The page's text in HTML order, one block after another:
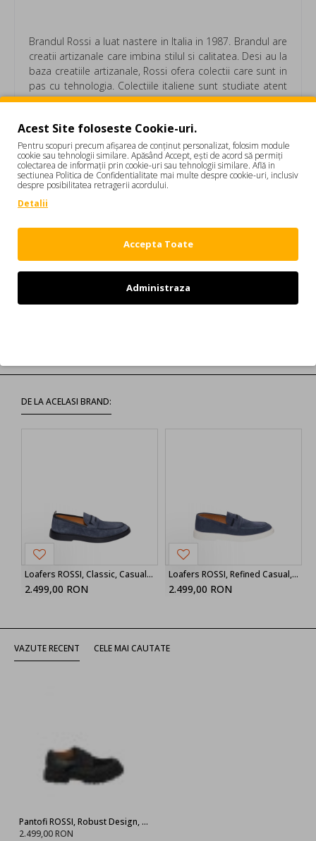
Brandul Rossi a luat nastere in Italia in 1987. Brandul are
creatii artizanale care imbina stilul si calitatea. Desi au la
baza creatiile artizanale, Rossi ofera colectii care sunt in
pas cu tehnologia. Colectiile italiene sunt studiate atent
in functie de dorintele fiecarui client. Produsele se
durabilitate.
Pantofi ROSSI, Robust Design, Black 412PONERO
Pantofi barbati
Etichete: Pantofi ROSSI Robust Design
Black
Pantofi barbati
DE LA ACELASI BRAND:
Loafers ROSSI, Classic, Casual Design, Blue
2.499,00 RON
Loafers ROSSI, Refined Casual, Blue
2.499,00 RON
VAZUTE RECENT CELE MAI CAUTATE
Pantofi ROSSI, Robust Design, Black
2.499,00 RON
Acest Site foloseste Cookie-uri.
Pentru scopuri precum afișarea de conținut personalizat, folosim module
cookie sau tehnologii similare. Apăsând Accept, ești de acord să permiți
colectarea de informații prin cookie-uri sau tehnologii similare. Află in
sectiunea Politica de Confidentialitate mai multe despre cookie-uri, inclusiv
despre posibilitatea retragerii acordului.
Detalii
Accepta Toate
Administraza